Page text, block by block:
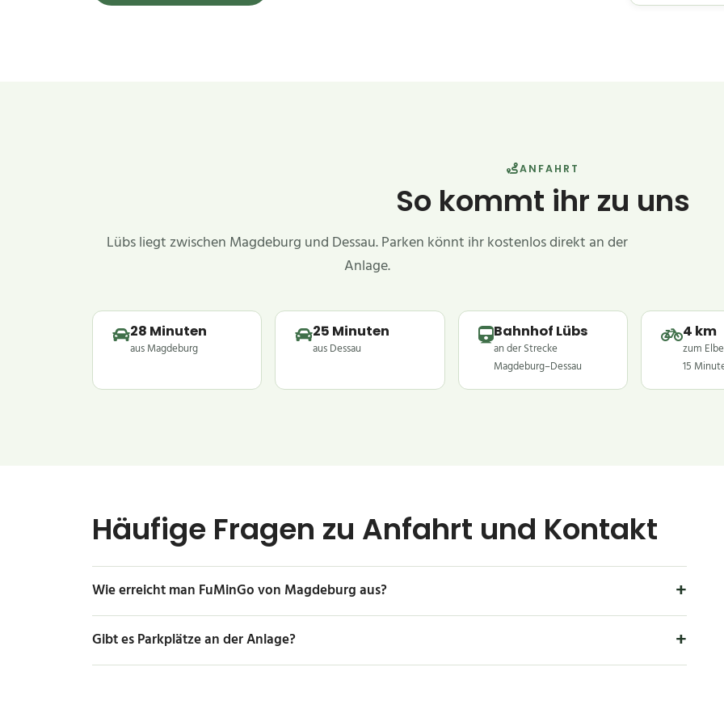
ANFAHRT
So kommt ihr zu uns
Lübs liegt zwischen Magdeburg und Dessau. Parken könnt ihr kostenlos direkt an der
Anlage.
28 Minuten
aus Magdeburg
25 Minuten
aus Dessau
Bahnhof Lübs
an der Strecke
Magdeburg–Dessau
4 km
zum
15
Häufige Fragen zu Anfahrt und Kontakt
Wie erreicht man FuMinGo von Magdeburg aus?
Gibt es Parkplätze an der Anlage?